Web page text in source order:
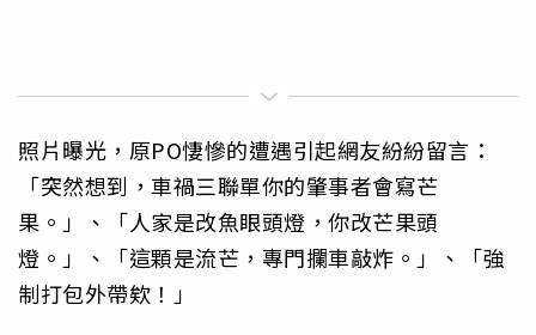
照片曝光，原PO悽慘的遭遇引起網友紛紛留言：
「突然想到，車禍三聯單你的肇事者會寫芒
果。」、「人家是改魚眼頭燈，你改芒果頭
燈。」、「這顆是流芒，專門攔車敲炸。」、「強
制打包外帶欸！」